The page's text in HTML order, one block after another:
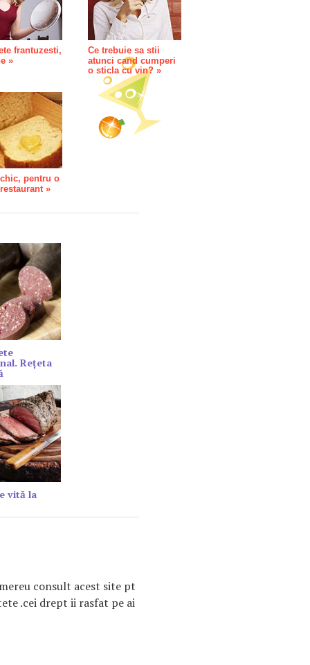
frantuzesti,
»
Ce trebuie sa stii
atunci cand cumperi
o sticla cu vin? »
pentru o
»
Rețeta
vită la
consult acest site pt
.cei drept ii rasfat pe ai